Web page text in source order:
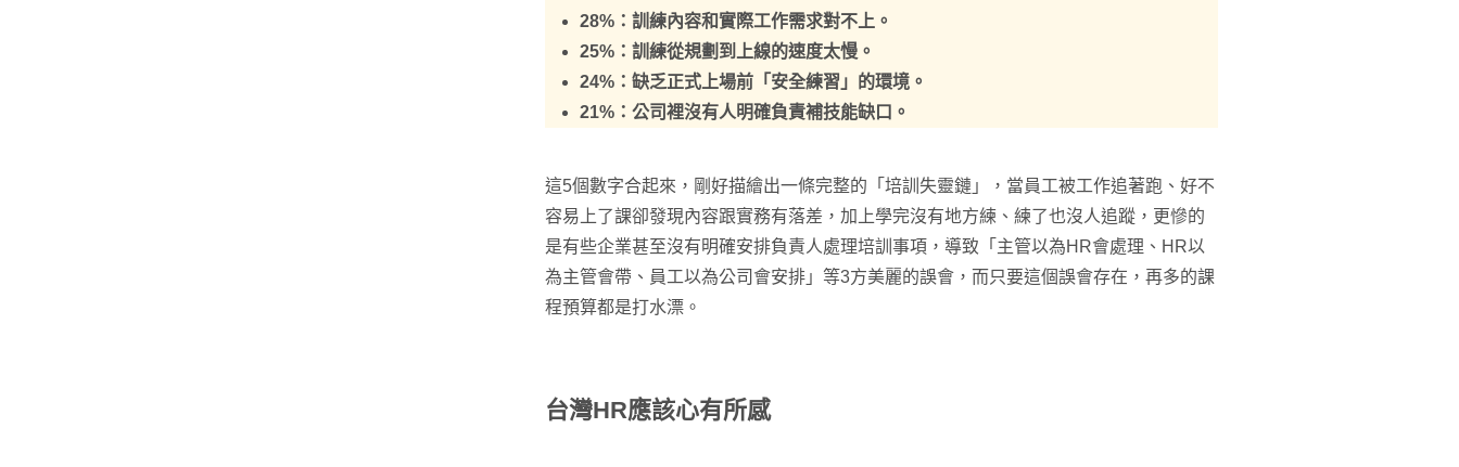
28%：訓練內容和實際工作需求對不上。
25%：訓練從規劃到上線的速度太慢。
24%：缺乏正式上場前「安全練習」的環境。
21%：公司裡沒有人明確負責補技能缺口。
這5個數字合起來，剛好描繪出一條完整的「培訓失靈鏈」，當員工被工作追著跑、好不
容易上了課卻發現內容跟實務有落差，加上學完沒有地方練、練了也沒人追蹤，更慘的
是有些企業甚至沒有明確安排負責人處理培訓事項，導致「主管以為HR會處理、HR以
為主管會帶、員工以為公司會安排」等3方美麗的誤會，而只要這個誤會存在，再多的課
程預算都是打水漂。
台灣HR應該心有所感